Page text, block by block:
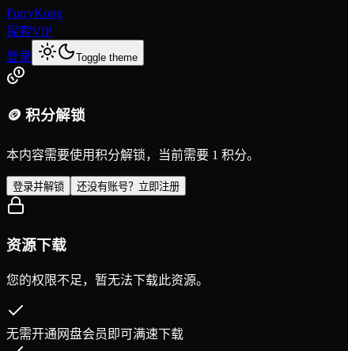
FurryKong
探索VIP
登录
Toggle theme
🪙 积分解锁
本内容需要使用积分解锁，当前需要 1 积分。
登录并解锁 还没有账号？立即注册
资源下载
您的权限不足，暂无法下载此资源。
无需开通网盘会员即可满速下载